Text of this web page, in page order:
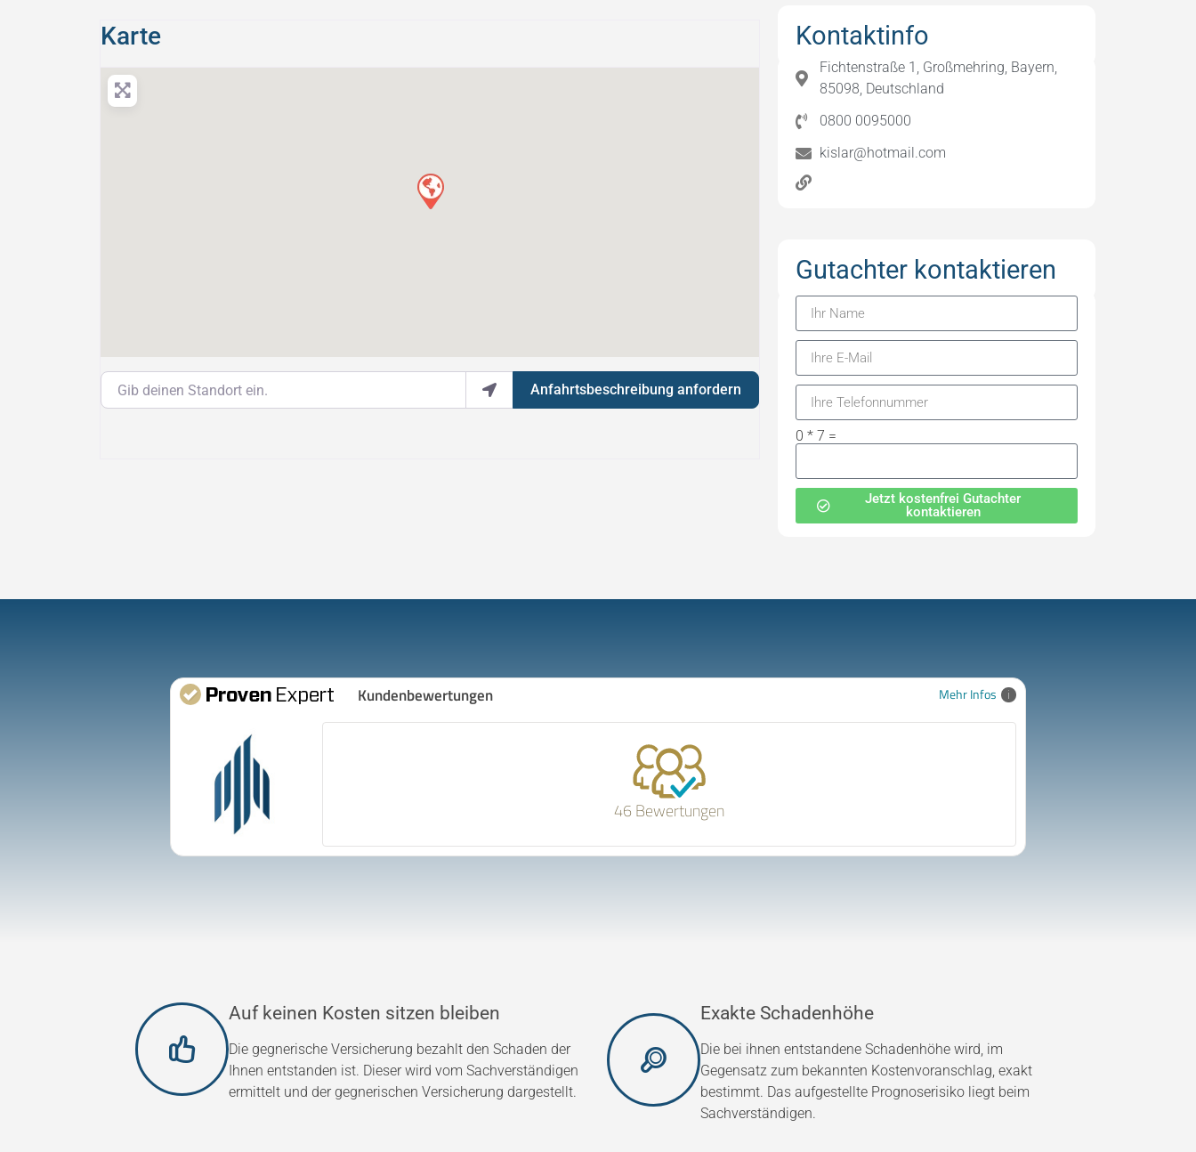
Karte
Gib deinen Standort ein.
Anfahrtsbeschreibung anfordern
Kontaktinfo
Fichtenstraße 1, Großmehring, Bayern,
85098, Deutschland
0800 0095000
kislar@hotmail.com
Gutachter kontaktieren
0 * 7 =
Jetzt kostenfrei Gutachter
kontaktieren
Mehr Infos
Kundenbewertungen
46 Bewertungen
Auf keinen Kosten sitzen bleiben
Die gegnerische Versicherung bezahlt den Schaden der
Ihnen entstanden ist. Dieser wird vom Sachverständigen
ermittelt und der gegnerischen Versicherung dargestellt.
Exakte Schadenhöhe
Die bei ihnen entstandene Schadenhöhe wird, im
Gegensatz zum bekannten Kostenvoranschlag, exakt
bestimmt. Das aufgestellte Prognoserisiko liegt beim
Sachverständigen.